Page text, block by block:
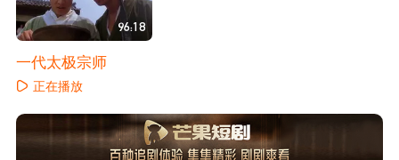
96:18
一代太极宗师
正在播放